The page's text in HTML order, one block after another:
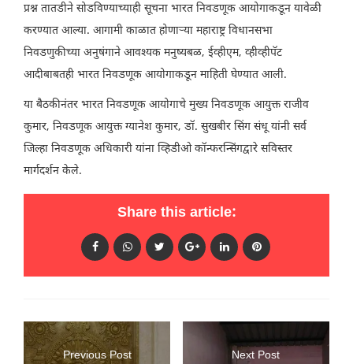
प्रश्न तातडीने सोडविण्याच्याही सूचना भारत निवडणूक आयोगाकडून यावेळी
करण्यात आल्या. आगामी काळात होणाऱ्या महाराष्ट्र विधानसभा
निवडणुकीच्या अनुषंगाने आवश्यक मनुष्यबळ, ईव्हीएम, व्हीव्हीपॅट
आदीबाबतही भारत निवडणूक आयोगाकडून माहिती घेण्यात आली.
या बैठकीनंतर भारत निवडणूक आयोगाचे मुख्य निवडणूक आयुक्त राजीव
कुमार, निवडणूक आयुक्त ग्यानेश कुमार, डॉ. सुखबीर सिंग संधू यांनी सर्व
जिल्हा निवडणूक अधिकारी यांना व्हिडीओ कॉन्फरन्सिंगद्वारे सविस्तर
मार्गदर्शन केले.
Share this article:
Previous Post Next Post